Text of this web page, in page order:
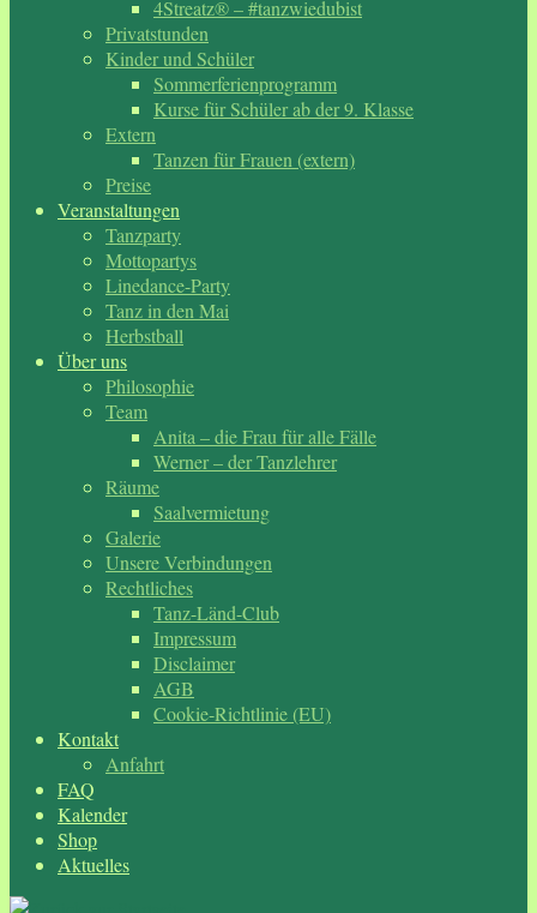
4Streatz® – #tanzwiedubist
Privatstunden
Kinder und Schüler
Sommerferienprogramm
Kurse für Schüler ab der 9. Klasse
Extern
Tanzen für Frauen (extern)
Preise
Veranstaltungen
Tanzparty
Mottopartys
Linedance-Party
Tanz in den Mai
Herbstball
Über uns
Philosophie
Team
Anita – die Frau für alle Fälle
Werner – der Tanzlehrer
Räume
Saalvermietung
Galerie
Unsere Verbindungen
Rechtliches
Tanz-Länd-Club
Impressum
Disclaimer
AGB
Cookie-Richtlinie (EU)
Kontakt
Anfahrt
FAQ
Kalender
Shop
Aktuelles